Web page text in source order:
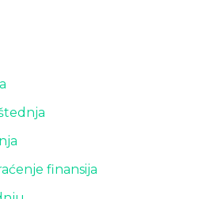
finansija